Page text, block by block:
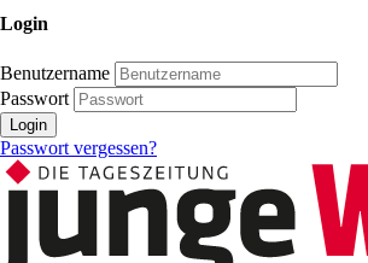
Login
Benutzername
Passwort
Login
Passwort vergessen?